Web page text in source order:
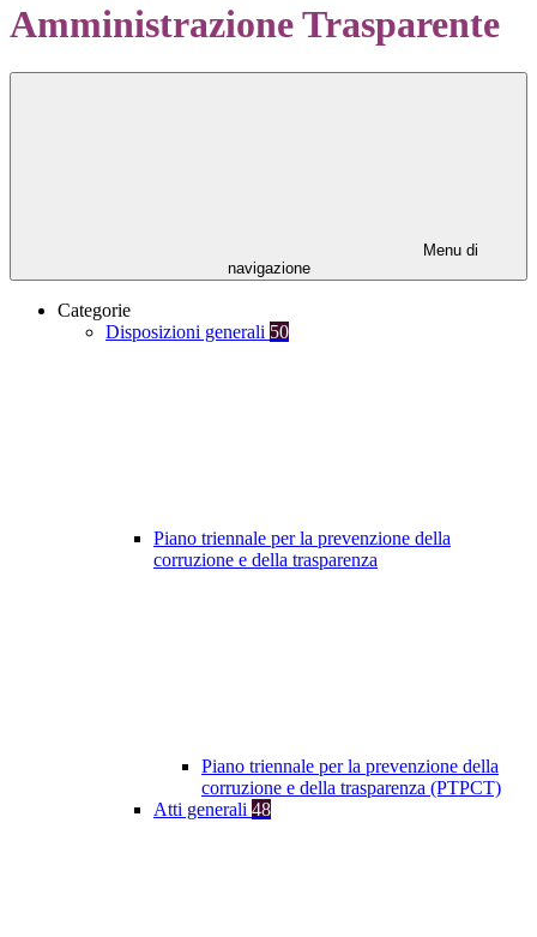
Amministrazione Trasparente
Menu di
navigazione
Categorie
Disposizioni generali 50
Piano triennale per la prevenzione della
corruzione e della trasparenza
Piano triennale per la prevenzione della
corruzione e della trasparenza (PTPCT)
Atti generali 48